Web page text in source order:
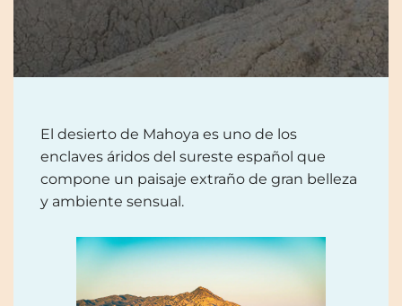
El desierto de Mahoya es uno de los
enclaves áridos del sureste español que
compone un paisaje extraño de gran belleza
y ambiente sensual.